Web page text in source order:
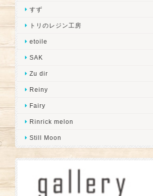
すず
トリのレジン工房
etoile
SAK
Zu dir
Reiny
Fairy
Rinrick melon
Still Moon